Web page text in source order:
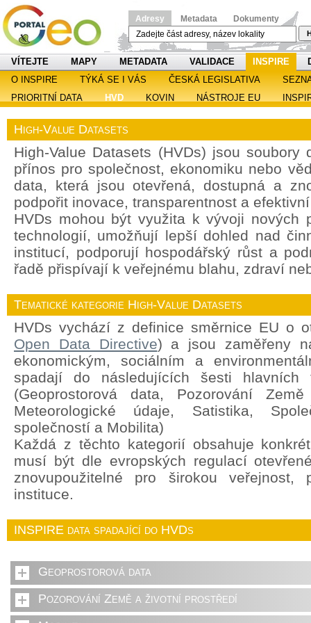
Adresy Metadata Dokumenty
VÍTEJTE MAPY METADATA VALIDACE INSPIRE
O INSPIRE
TÝKÁ SE I VÁS ČESKÁ LEGISLATIVA
PRIORITNÍ DATA
HVD KOVIN NÁSTROJE EU
High-Value Datasets
High-Value Datasets (HVDs) jsou
přínos pro společnost, ekonomiku nebo
data, která jsou otevřená, dostupná a
podpořit inovace, transparentnost a
HVDs mohou být využita k vývoji nových
technologií, umožňují lepší dohled nad
institucí, podporují hospodářský růst a
řadě přispívají k veřejnému blahu, zdraví
Tematické kategorie High-Value Datasets
HVDs vychází z definice směrnice EU o
Open Data Directive) a jsou zaměřeny
ekonomickým, sociálním a
spadají do následujících šesti hlavních
(Geoprostorová data, Pozorování
Meteorologické údaje, Satistika,
společností a Mobilita)
Každá z těchto kategorií obsahuje
musí být dle evropských regulací
znovupoužitelné pro širokou veřejnost,
instituce.
INSPIRE data spadající do HVDs
Geoprostorová data
Pozorování Země a životní prostředí